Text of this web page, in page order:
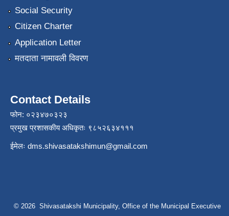
Social Security
Citizen Charter
Application Letter
मतदाता नामावली विवरण
Contact Details
फोन: ०२३४७०३२३
प्रमुख प्रशासकीय अधिकृतः ९८५२६३४१११
ईमेलः dms.shivasatakshimun@gmail.com
© 2026 Shivasatakshi Municipality, Office of the Municipal Executive